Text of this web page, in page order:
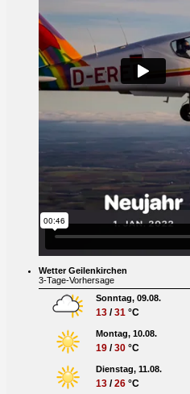
Wetter Geilenkirchen
3-Tage-Vorhersage
Sonntag, 09.08.
13 /31 °C
Montag, 10.08.
19 /30 °C
Dienstag, 11.08.
13 /26 °C